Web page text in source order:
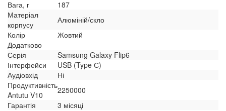
Вага, г
187
Матеріал
корпусу
Алюміній/скло
Колір
Жовтий
Додатково
Серія
Samsung Galaxy Flip6
Інтерфейси
USB (Type С)
Аудіовхід
Ні
Продуктивність
Antutu V10
2250000
Гарантія
3 місяці